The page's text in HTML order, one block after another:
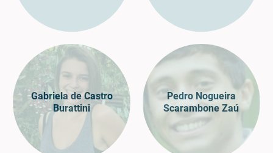
Gabriela de Castro
Burattini
Pedro Nogueira
Scarambone Zaú